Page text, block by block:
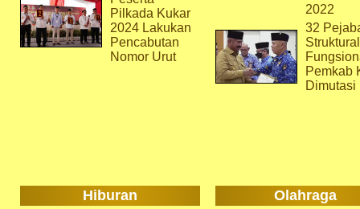
Pilkada Kukar
2024 Lakukan
Pencabutan
Nomor Urut
2022
32
Pemkab
Dimutasi
Hiburan Olahraga